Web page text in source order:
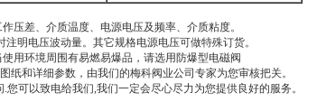
压差、介质温度、电源电压及频率、介质粘度。
明电压波动量。其它规格电源电压可做特殊订货。
用环境周围有易燃易爆品，请选用防爆型电磁阀
和详细参数，由我们的梅科阀业公司专家为您审核把关。
您可以致电给我们,我们一定会尽心尽力为您提供良好的服务。